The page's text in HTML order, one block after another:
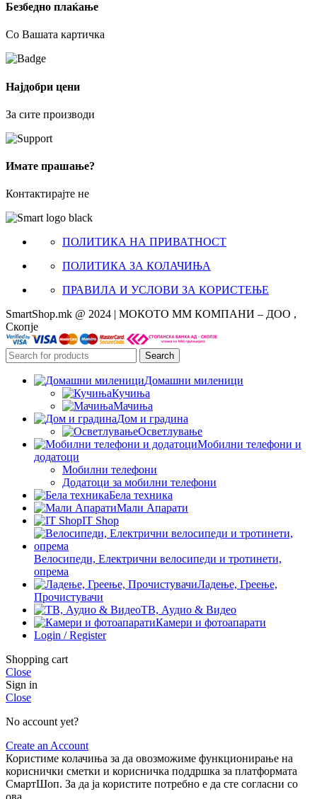
Безбедно плаќање
Со Вашата картичка
Најдобри цени
За сите производи
Имате прашање?
Контактирајте не
ПОЛИТИКА НА ПРИВАТНОСТ
ПОЛИТИКА ЗА КОЛАЧИЊА
ПРАВИЛА И УСЛОВИ ЗА КОРИСТЕЊЕ
SmartShop.mk @ 2024 | МОКОТО ММ КОМПАНИ – ДОО ,
Скопје
Search
Домашни миленици
Кучиња
Мачиња
Дом и градина
Осветлување
Мобилни телефони и
додатоци
Мобилни телефони
Додатоци за мобилни телефони
Бела техника
Мали Апарати
IT Shop
Велосипеди, Електрични велосипеди и тротинети,
опрема
Ладење, Греење,
Прочистувачи
ТВ, Аудио & Видео
Камери и фотоапарати
Login / Register
Shopping cart
Close
Sign in
Close
No account yet?
Create an Account
Користиме колачиња за да овозможиме функционирање на
кориснички сметки и корисничка поддршка за платформата
СмартШоп. За да ја користите потребно е да сте согласни со